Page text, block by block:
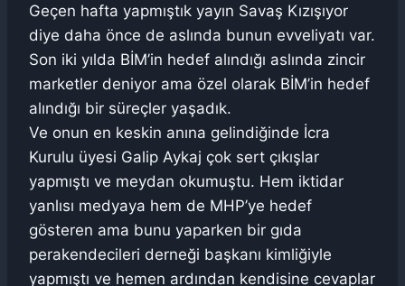
Geçen hafta yapmıştık yayın Savaş Kızışıyor
diye daha önce de aslında bunun evveliyatı var.
Son iki yılda BİM’in hedef alındığı aslında zincir
marketler deniyor ama özel olarak BİM’in hedef
alındığı bir süreçler yaşadık.
Ve onun en keskin anına gelindiğinde İcra
Kurulu üyesi Galip Aykaj çok sert çıkışlar
yapmıştı ve meydan okumuştu. Hem iktidar
yanlısı medyaya hem de MHP’ye hedef
gösteren ama bunu yaparken bir gıda
perakendecileri derneği başkanı kimliğiyle
yapmıştı ve hemen ardından kendisine cevaplar